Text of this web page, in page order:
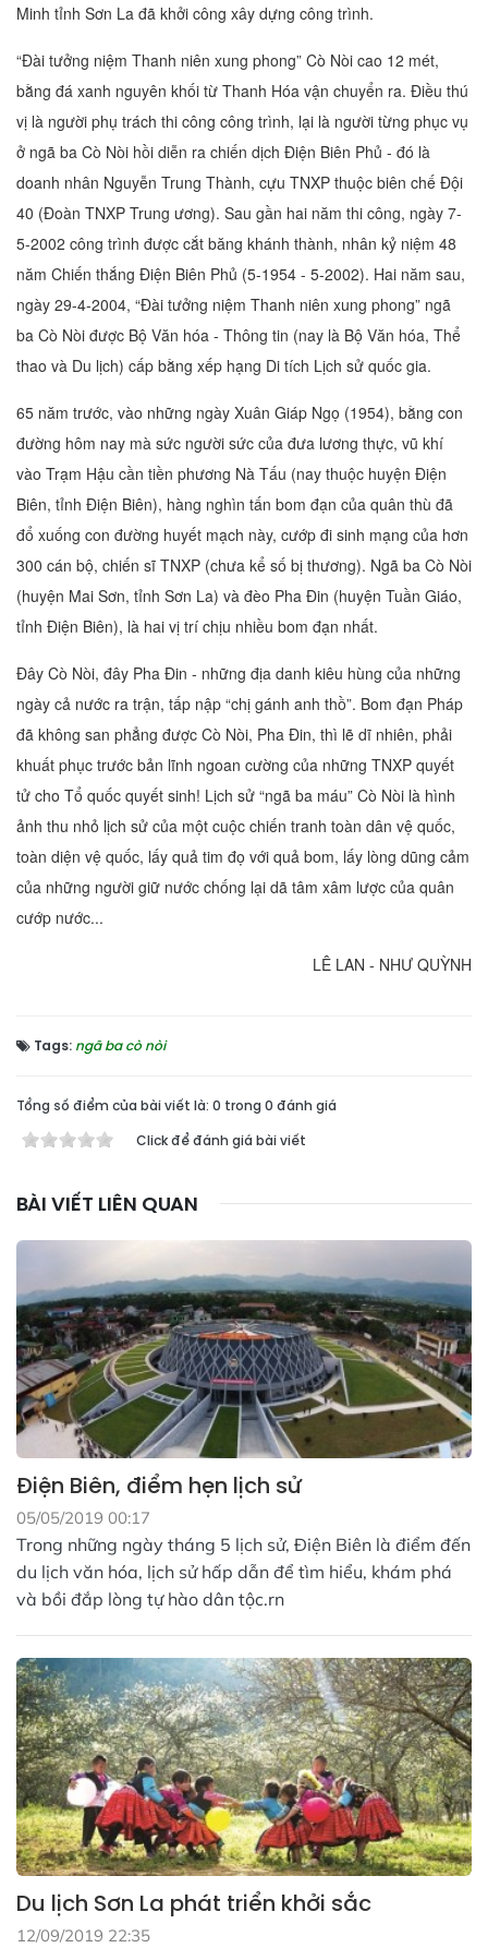
Minh tỉnh Sơn La đã khởi công xây dựng công trình.
“Đài tưởng niệm Thanh niên xung phong” Cò Nòi cao 12 mét,
bằng đá xanh nguyên khối từ Thanh Hóa vận chuyển ra. Điều thú
vị là người phụ trách thi công công trình, lại là người từng phục vụ
ở ngã ba Cò Nòi hồi diễn ra chiến dịch Điện Biên Phủ - đó là
doanh nhân Nguyễn Trung Thành, cựu TNXP thuộc biên chế Đội
40 (Đoàn TNXP Trung ương). Sau gần hai năm thi công, ngày 7-
5-2002 công trình được cắt băng khánh thành, nhân kỷ niệm 48
năm Chiến thắng Điện Biên Phủ (5-1954 - 5-2002). Hai năm sau,
ngày 29-4-2004, “Đài tưởng niệm Thanh niên xung phong” ngã
ba Cò Nòi được Bộ Văn hóa - Thông tin (nay là Bộ Văn hóa, Thể
thao và Du lịch) cấp bằng xếp hạng Di tích Lịch sử quốc gia.
65 năm trước, vào những ngày Xuân Giáp Ngọ (1954), bằng con
đường hôm nay mà sức người sức của đưa lương thực, vũ khí
vào Trạm Hậu cần tiền phương Nà Tấu (nay thuộc huyện Điện
Biên, tỉnh Điện Biên), hàng nghìn tấn bom đạn của quân thù đã
đổ xuống con đường huyết mạch này, cướp đi sinh mạng của hơn
300 cán bộ, chiến sĩ TNXP (chưa kể số bị thương). Ngã ba Cò Nòi
(huyện Mai Sơn, tỉnh Sơn La) và đèo Pha Đin (huyện Tuần Giáo,
tỉnh Điện Biên), là hai vị trí chịu nhiều bom đạn nhất.
Đây Cò Nòi, đây Pha Đin - những địa danh kiêu hùng của những
ngày cả nước ra trận, tấp nập “chị gánh anh thồ”. Bom đạn Pháp
đã không san phẳng được Cò Nòi, Pha Đin, thì lẽ dĩ nhiên, phải
khuất phục trước bản lĩnh ngoan cường của những TNXP quyết
tử cho Tổ quốc quyết sinh! Lịch sử “ngã ba máu” Cò Nòi là hình
ảnh thu nhỏ lịch sử của một cuộc chiến tranh toàn dân vệ quốc,
toàn diện vệ quốc, lấy quả tim đọ với quả bom, lấy lòng dũng cảm
của những người giữ nước chống lại dã tâm xâm lược của quân
cướp nước...
LÊ LAN - NHƯ QUỲNH
Tags: ngã ba cò nòi
Tổng số điểm của bài viết là: 0 trong 0 đánh giá
Click để đánh giá bài viết
BÀI VIẾT LIÊN QUAN
Điện Biên, điểm hẹn lịch sử
05/05/2019 00:17
Trong những ngày tháng 5 lịch sử, Điện Biên là điểm đến
du lịch văn hóa, lịch sử hấp dẫn để tìm hiểu, khám phá
và bồi đắp lòng tự hào dân tộc.rn
Du lịch Sơn La phát triển khởi sắc
12/09/2019 22:35